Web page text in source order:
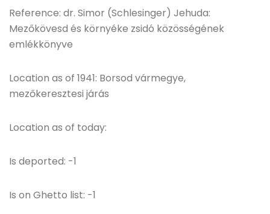
Reference: dr. Simor (Schlesinger) Jehuda:
Mezőkövesd és környéke zsidó közösségének
emlékkönyve
Location as of 1941: Borsod vármegye,
mezőkeresztesi járás
Location as of today:
Is deported: -1
Is on Ghetto list: -1